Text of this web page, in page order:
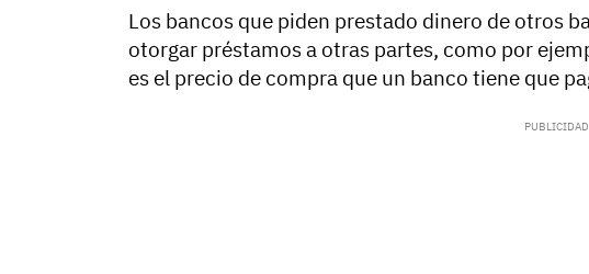
Los bancos que piden prestado dinero de otros
otorgar préstamos a otras partes, como por
es el precio de compra que un banco tiene que